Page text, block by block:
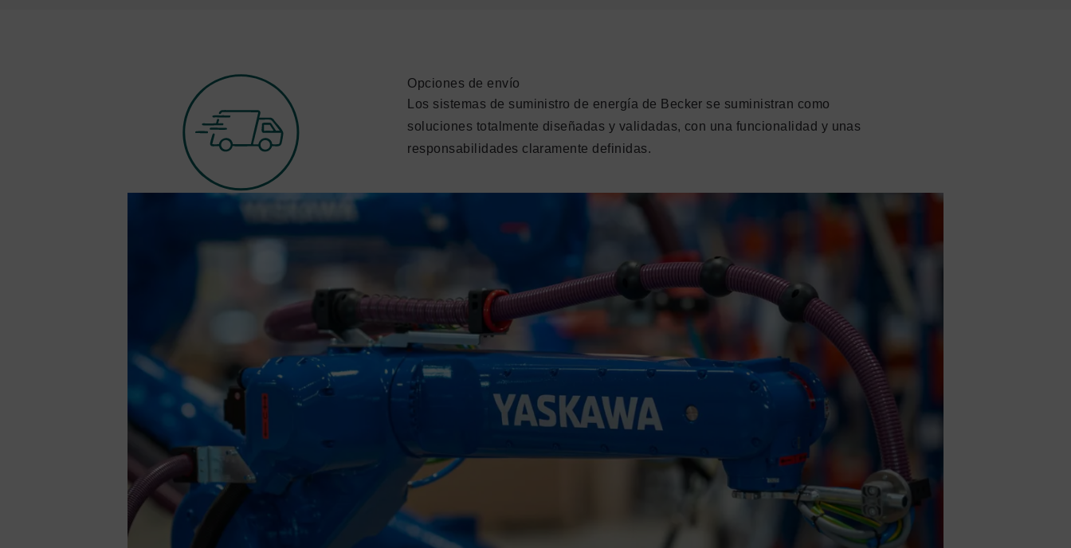
Opciones de envío
Los sistemas de suministro de energía de Becker se suministran como
soluciones totalmente diseñadas y validadas, con una funcionalidad y unas
responsabilidades claramente definidas.